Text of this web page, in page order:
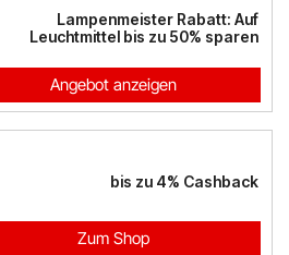
Lampenmeister Rabatt: Auf
Leuchtmittel bis zu 50% sparen
Angebot anzeigen
bis zu 4% Cashback
Zum Shop